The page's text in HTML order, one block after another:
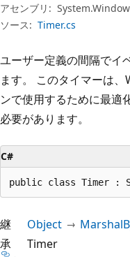
アセンブリ:
ソース: Timer.cs
ユーザー定義の間隔でイ
ます。 このタイマーは
ンで使用するために最適
必要があります。
C#
public class Timer :
継
承
Object
Timer